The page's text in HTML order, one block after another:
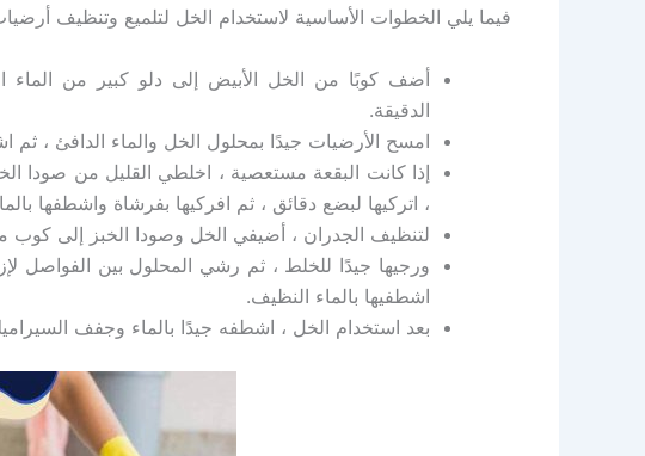
فيما يلي الخطوات الأساسية لاستخدام الخل لتلميع وتنظيف
أضف كوبًا من الخل الأبيض إلى دلو كبير من الماء
الدقيقة.
امسح الأرضيات جيدًا بمحلول الخل والماء الدافئ ، ثم
إذا كانت البقعة مستعصية ، اخلطي القليل من صودا
، اتركيها لبضع دقائق ، ثم افركيها بفرشاة واشطفها
لتنظيف الجدران ، أضيفي الخل وصودا الخبز إلى كوب
ورجيها جيدًا للخلط ، ثم رشي المحلول بين الفواصل
اشطفيها بالماء النظيف.
بعد استخدام الخل ، اشطفه جيدًا بالماء وجفف